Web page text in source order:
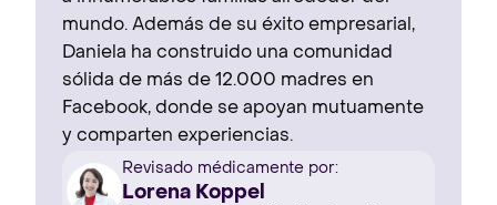
mundo. Además de su éxito empresarial,
Daniela ha construido una comunidad
sólida de más de 12.000 madres en
Facebook, donde se apoyan mutuamente
y comparten experiencias.
Revisado médicamente por:
Lorena Koppel